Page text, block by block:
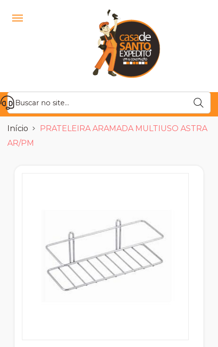
Início
PRATELEIRA ARAMADA MULTIUSO ASTRA
AR/PM